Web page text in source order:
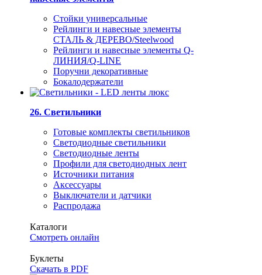
Стойки универсальные
Рейлинги и навесные элементы
СТАЛЬ & ДЕРЕВО/Steelwood
Рейлинги и навесные элементы Q-
ЛИНИЯ/Q-LINE
Поручни декоративные
Бокалодержатели
26. Светильники
Готовые комплекты светильников
Светодиодные светильники
Светодиодные ленты
Профили для светодиодных лент
Источники питания
Аксессуары
Выключатели и датчики
Распродажа
Каталоги
Смотреть онлайн
Буклеты
Скачать в PDF